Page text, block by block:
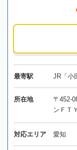
最寄駅 JR「小
所在地
〒452-
ンＦＴ
対応エリア 愛知